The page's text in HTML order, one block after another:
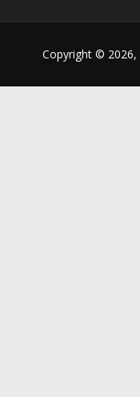
Copyright © 2026,